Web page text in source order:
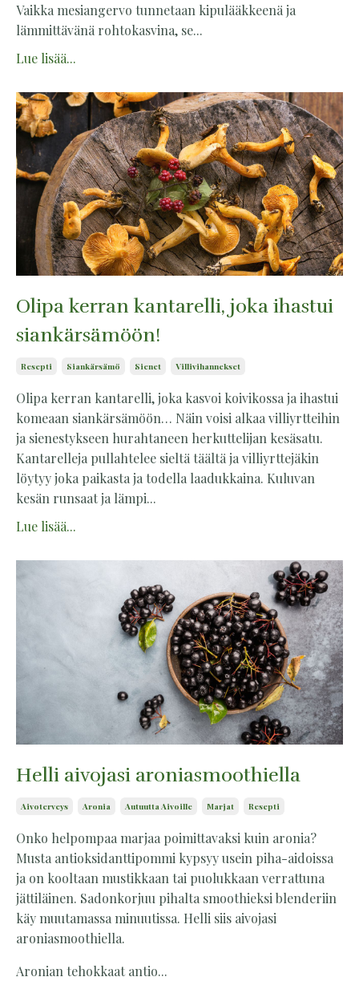
Vaikka mesiangervo tunnetaan kipulääkkeenä ja
lämmittävänä rohtokasvina, se...
Lue lisää...
Olipa kerran kantarelli, joka ihastui
siankärsämöön!
Resepti Siankärsämö Sienet Villivihannekset
Olipa kerran kantarelli, joka kasvoi koivikossa ja ihastui
komeaan siankärsämöön… Näin voisi alkaa villiyrtteihin
ja sienestykseen hurahtaneen herkuttelijan kesäsatu.
Kantarelleja pullahtelee sieltä täältä ja villiyrttejäkin
löytyy joka paikasta ja todella laadukkaina. Kuluvan
kesän runsaat ja lämpi...
Lue lisää...
Helli aivojasi aroniasmoothiella
Aivoterveys Aronia Autuutta Aivoille Marjat Resepti
Onko helpompaa marjaa poimittavaksi kuin aronia?
Musta antioksidanttipommi kypsyy usein piha-aidoissa
ja on kooltaan mustikkaan tai puolukkaan verrattuna
jättiläinen. Sadonkorjuu pihalta smoothieksi blenderiin
käy muutamassa minuutissa. Helli siis aivojasi
aroniasmoothiella.
Aronian tehokkaat antio...